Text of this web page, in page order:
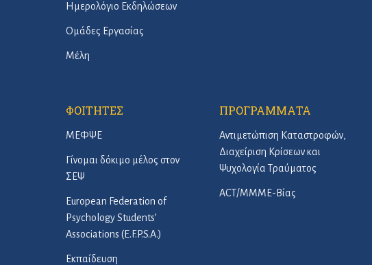
Ημερολόγιο Εκδηλώσεων
Ομάδες Εργασίας
Μέλη
ΦΟΙΤΗΤΕΣ
ΜΕΦΨΕ
Γίνομαι δόκιμο μέλος στον
ΣΕΨ
European Federation of
Psychology Students’
Associations (E.F.P.S.A.)
Εκπαίδευση
ΠΡΟΓΡΑΜΜΑΤΑ
Αντιμετώπιση Καταστροφών,
Διαχείριση Κρίσεων και
Ψυχολογία Τραύματος
ACT/ΜΜΜΕ-Βίας